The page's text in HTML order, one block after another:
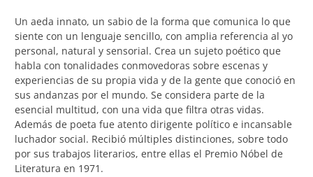
Un aeda innato, un sabio de la forma que comunica lo que
siente con un lenguaje sencillo, con amplia referencia al yo
personal, natural y sensorial. Crea un sujeto poético que
habla con tonalidades conmovedoras sobre escenas y
experiencias de su propia vida y de la gente que conoció en
sus andanzas por el mundo. Se considera parte de la
esencial multitud, con una vida que filtra otras vidas.
Además de poeta fue atento dirigente político e incansable
luchador social. Recibió múltiples distinciones, sobre todo
por sus trabajos literarios, entre ellas el Premio Nóbel de
Literatura en 1971.